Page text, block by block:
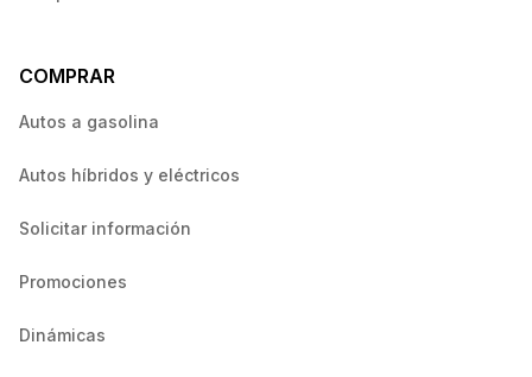
COMPRAR
Autos a gasolina
Autos híbridos y eléctricos
Solicitar información
Promociones
Dinámicas